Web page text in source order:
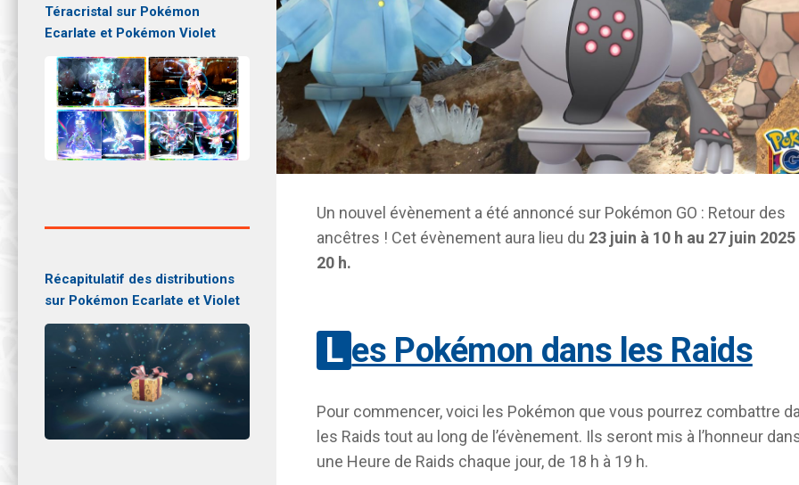
Un nouvel évènement a été annoncé sur Pokémon GO : Retour des
ancêtres ! Cet évènement aura lieu du 23 juin à 10 h au 27 juin 2025
20 h.
Les Pokémon dans les Raids
Pour commencer, voici les Pokémon que vous pourrez combattre
les Raids tout au long de l’évènement. Ils seront mis à l’honneur
une Heure de Raids chaque jour, de 18 h à 19 h.
Téracristal sur Pokémon
Ecarlate et Pokémon Violet
Récapitulatif des distributions
sur Pokémon Ecarlate et Violet